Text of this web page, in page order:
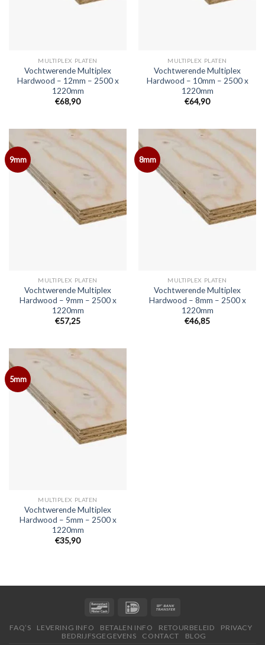
MULTIPLEX PLATEN
Vochtwerende Multiplex
Hardwood – 12mm – 2500 x
1220mm
€68,90
MULTIPLEX PLATEN
Vochtwerende Multiplex
Hardwood – 10mm – 2500 x
1220mm
€64,90
9mm
MULTIPLEX PLATEN
Vochtwerende Multiplex
Hardwood – 9mm – 2500 x
1220mm
€57,25
8mm
MULTIPLEX PLATEN
Vochtwerende Multiplex
Hardwood – 8mm – 2500 x
1220mm
€46,85
5mm
MULTIPLEX PLATEN
Vochtwerende Multiplex
Hardwood – 5mm – 2500 x
1220mm
€35,90
FAQ’S LEVERING INFO BETALEN INFO RETOURBELEID
PRIVACY
BEDRIJFSGEGEVENS
CONTACT BLOG